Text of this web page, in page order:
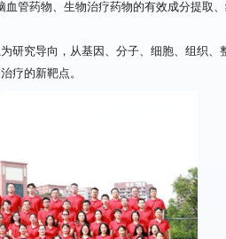
管药物、生物治疗药物的有效成分提取
研究导向，从基因、分子、细胞、组织
疗的新靶点。